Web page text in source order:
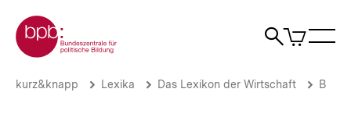
zum
Seiteninhalt
springen
Zur Startseite der bpb
Suche
Artikel
im
Basispreis
Brotkrümelnavigation
Pfadnavigation
kurz&knapp Lexika Das Lexikon der Wirtschaft B